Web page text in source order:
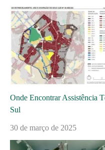
Onde Encontrar Assistência
Sul
30 de março de 2025